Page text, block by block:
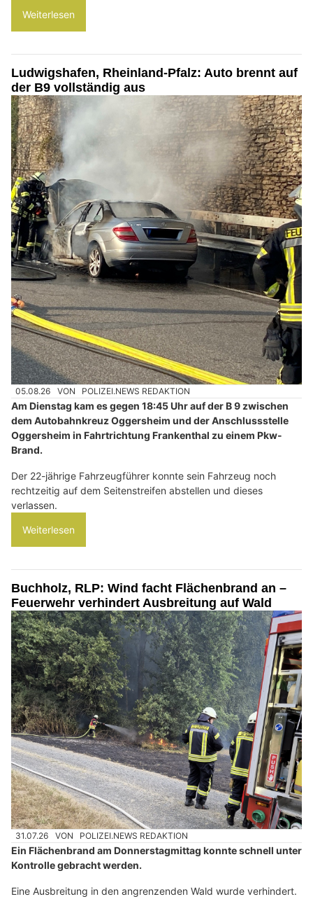
Weiterlesen
Ludwigshafen, Rheinland-Pfalz: Auto brennt auf
der B9 vollständig aus
05.08.26 VON POLIZEI.NEWS REDAKTION
Am Dienstag kam es gegen 18:45 Uhr auf der B 9 zwischen
dem Autobahnkreuz Oggersheim und der Anschlussstelle
Oggersheim in Fahrtrichtung Frankenthal zu einem Pkw-
Brand.
Der 22-jährige Fahrzeugführer konnte sein Fahrzeug noch
rechtzeitig auf dem Seitenstreifen abstellen und dieses
verlassen.
Weiterlesen
Buchholz, RLP: Wind facht Flächenbrand an –
Feuerwehr verhindert Ausbreitung auf Wald
31.07.26 VON POLIZEI.NEWS REDAKTION
Ein Flächenbrand am Donnerstagmittag konnte schnell unter
Kontrolle gebracht werden.
Eine Ausbreitung in den angrenzenden Wald wurde verhindert.